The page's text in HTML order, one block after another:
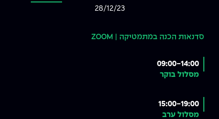
28/12/23
סדנאות הכנה במתמטיקה | ZOOM
09:00-14:00
מסלול בוקר
15:00-19:00
מסלול ערב